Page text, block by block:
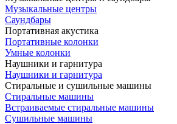
Музыкальные центры
Саундбары
Портативная акустика
Портативные колонки
Умные колонки
Наушники и гарнитура
Наушники и гарнитура
Стиральные и сушильные машины
Стиральные машины
Встраиваемые стиральные машины
Сушильные машины